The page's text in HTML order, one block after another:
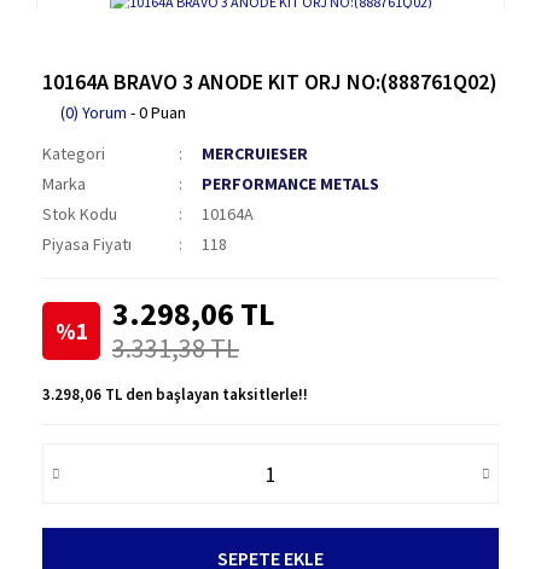
10164A BRAVO 3 ANODE KIT ORJ NO:(888761Q02)
(0) Yorum - 0 Puan
Kategori
MERCRUIESER
Marka
PERFORMANCE METALS
Stok Kodu
10164A
Piyasa Fiyatı
118
%1 3.298,06 TL
3.331,38 TL
3.298,06 TL den başlayan taksitlerle!!
SEPETE EKLE